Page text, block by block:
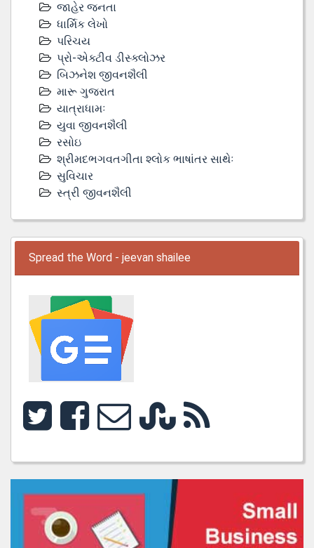
જાહેર જનતા
ધાર્મિક લેખો
પરિચય
પ્રો-એક્ટીવ ડીસ્‍ક્લોઝર
બિઝનેશ જીવનશૈલી
મારૂ ગુજરાત
યાત્રાધામઃ
યુવા જીવનશૈલી
રસોઇ
શ્રીમદભગવતગીતા શ્લોક ભાષાંતર સાથેઃ
સુવિચાર
સ્ત્રી જીવનશૈલી
Spread the Word - jeevan shailee